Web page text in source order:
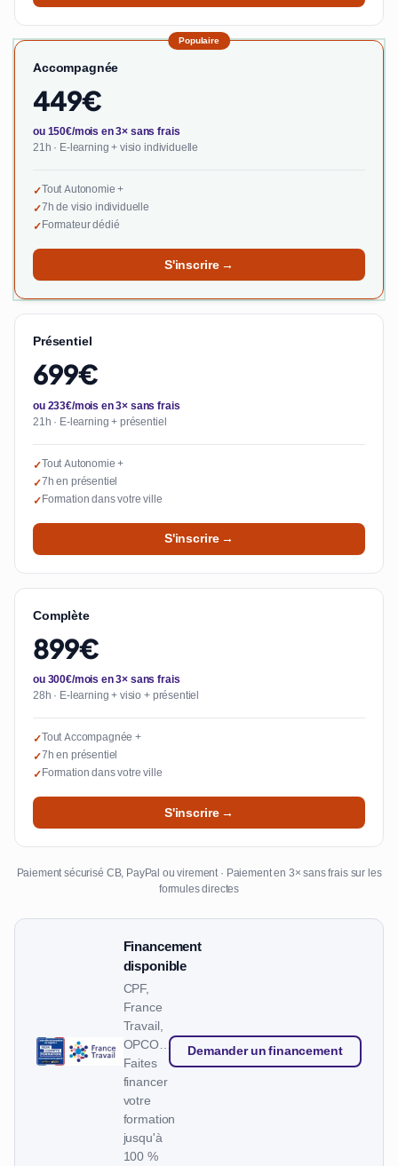
Populaire
Accompagnée
449€
ou 150€/mois en 3× sans frais
21h · E-learning + visio individuelle
✓Tout Autonomie +
✓7h de visio individuelle
✓Formateur dédié
S'inscrire →
Présentiel
699€
ou 233€/mois en 3× sans frais
21h · E-learning + présentiel
✓Tout Autonomie +
✓7h en présentiel
✓Formation dans votre ville
S'inscrire →
Complète
899€
ou 300€/mois en 3× sans frais
28h · E-learning + visio + présentiel
✓Tout Accompagnée +
✓7h en présentiel
✓Formation dans votre ville
S'inscrire →
Paiement sécurisé CB, PayPal ou virement · Paiement en 3× sans frais sur les
formules directes
Financement
disponible
CPF,
France
Travail,
OPCO…
Faites
financer
votre
formation
jusqu'à
100 %
Demander un financement